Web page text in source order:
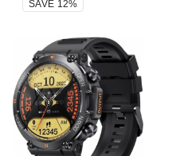
SAVE 12%